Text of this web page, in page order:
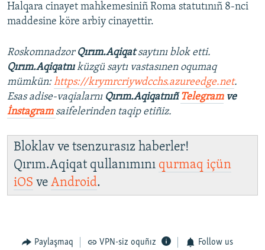
Halqara cinayet mahkemesiniñ Roma statutınıñ 8-nci
maddesine köre arbiy cinayettir.
Roskomnadzor Qırım.Aqiqatsaytını blok etti.
Qırım.Aqiqatnıküzgü saytı vastasınen oqumaq
mümkün:https://krymrcriywdcchs.azureedge.net.
Esas adise-vaqialarnı Qırım.AqiqatnıñTelegramve
İnstagram saifelerinden taqip etiñiz.
Bloklav ve tsenzurasız haberler!
Qırım.Aqiqat qullanımını qurmaq içün
iOS ve Android.
Paylaşmaq VPN-siz oquñız Follow us